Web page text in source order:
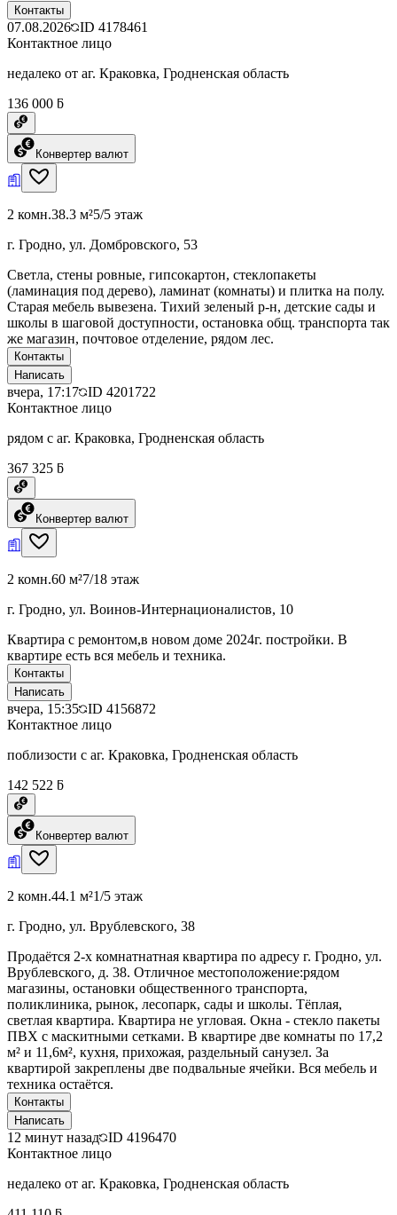
Контакты
07.08.2026 ID 4178461
Контактное лицо
недалеко от аг. Краковка, Гродненская область
136 000 ƃ
Конвертер валют
2 комн.38.3 м²5/5 этаж
г. Гродно, ул. Домбровского, 53
Светла, стены ровные, гипсокартон, стеклопакеты
(ламинация под дерево), ламинат (комнаты) и плитка на полу.
Старая мебель вывезена. Тихий зеленый р-н, детские сады и
школы в шаговой доступности, остановка общ. транспорта так
же магазин, почтовое отделение, рядом лес.
Контакты
Написать
вчера, 17:17 ID 4201722
Контактное лицо
рядом с аг. Краковка, Гродненская область
367 325 ƃ
Конвертер валют
2 комн.60 м²7/18 этаж
г. Гродно, ул. Воинов-Интернационалистов, 10
Квартира с ремонтом,в новом доме 2024г. постройки. В
квартире есть вся мебель и техника.
Контакты
Написать
вчера, 15:35 ID 4156872
Контактное лицо
поблизости с аг. Краковка, Гродненская область
142 522 ƃ
Конвертер валют
2 комн.44.1 м²1/5 этаж
г. Гродно, ул. Врублевского, 38
Продаётся 2-х комнатнатная квартира по адресу г. Гродно, ул.
Врублевского, д. 38. Отличное местоположение:рядом
магазины, остановки общественного транспорта,
поликлиника, рынок, лесопарк, сады и школы. Тёплая,
светлая квартира. Квартира не угловая. Окна - стекло пакеты
ПВХ с маскитными сетками. В квартире две комнаты по 17,2
м² и 11,6м², кухня, прихожая, раздельный санузел. За
квартирой закреплены две подвальные ячейки. Вся мебель и
техника остаётся.
Контакты
Написать
12 минут назад ID 4196470
Контактное лицо
недалеко от аг. Краковка, Гродненская область